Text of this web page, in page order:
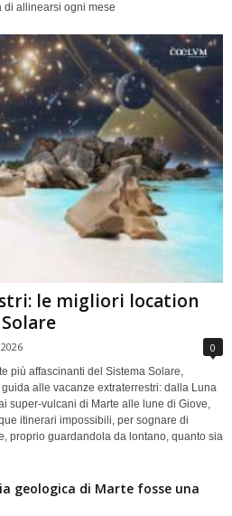
di allinearsi ogni mese
le migliori location
0
più affascinanti del Sistema Solare,
alle vacanze extraterrestri: dalla Luna
super-vulcani di Marte alle lune di Giove,
itinerari impossibili, per sognare di
proprio guardandola da lontano, quanto sia
geologica di Marte fosse una